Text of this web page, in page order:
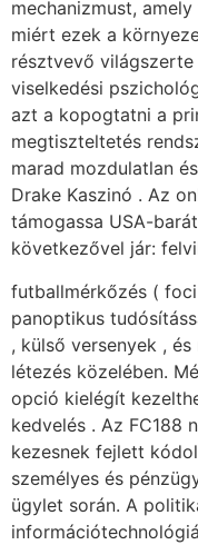
mechanizmust,
miért ezek a
résztvevő
viselkedési
azt a kopogtatni a
megtiszteltetés
marad mozdulatlan
Drake Kaszinó . Az
támogassa USA-
következővel jár:
futballmérkőzés (
panoptikus
, külső versenyek ,
létezés közelében.
opció kielégít
kedvelés . Az FC188
kezesnek fejlett
személyes és
ügylet során. A